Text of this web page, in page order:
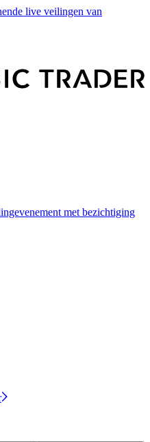
live veilingen van
met bezichtiging